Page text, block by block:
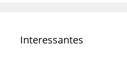
Interessantes